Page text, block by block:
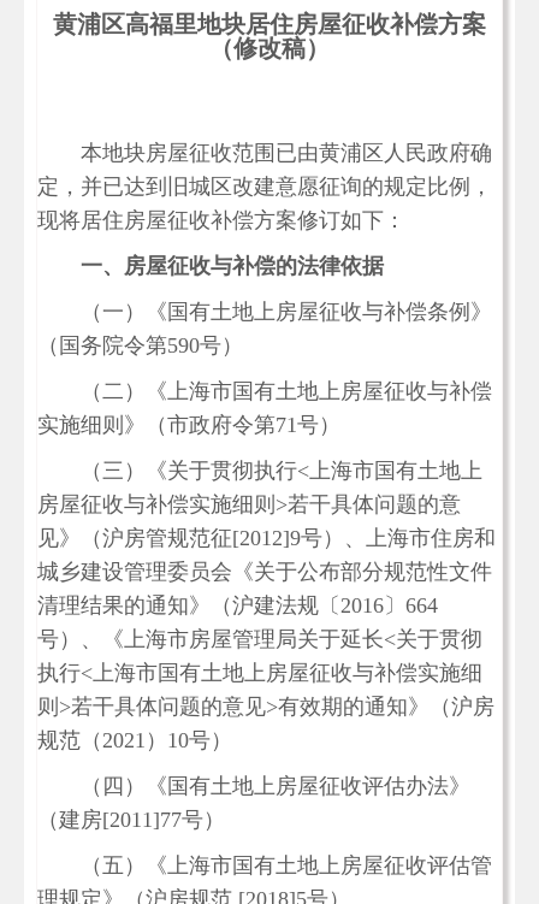
黄浦区高福里地块居住房屋征收补偿方案
（修改稿）
本地块房屋征收范围已由黄浦区人民政府确
定，并已达到旧城区改建意愿征询的规定比例，
现将居住房屋征收补偿方案修订如下：
一、房屋征收与补偿的法律依据
（一）《国有土地上房屋征收与补偿条例》
（国务院令第590号）
（二）《上海市国有土地上房屋征收与补偿
实施细则》（市政府令第71号）
（三）《关于贯彻执行<上海市国有土地上
房屋征收与补偿实施细则>若干具体问题的意
见》（沪房管规范征[2012]9号）、上海市住房和
城乡建设管理委员会《关于公布部分规范性文件
清理结果的通知》（沪建法规〔2016〕664
号）、《上海市房屋管理局关于延长<关于贯彻
执行<上海市国有土地上房屋征收与补偿实施细
则>若干具体问题的意见>有效期的通知》（沪房
规范（2021）10号）
（四）《国有土地上房屋征收评估办法》
（建房[2011]77号）
（五）《上海市国有土地上房屋征收评估管
理规定》（沪房规范 [2018]5号）